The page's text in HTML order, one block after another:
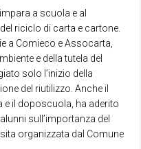
a scuola e al
riciclo di carta e cartone.
a Comieco e Assocarta,
e della tutela del
solo l’inizio della
del riutilizzo. Anche il
il doposcuola, ha aderito
sull’importanza del
organizzata dal Comune